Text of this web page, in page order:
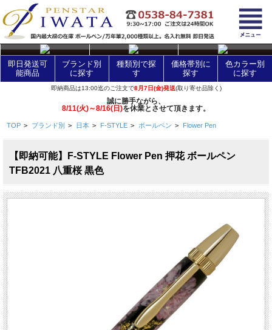
layer Control
即日発送可
能商品
ブランド別
に探す
種類別で探
す
価格帯別に
探す
色カラー別
に探す
即納商品は13:00迄のご注文で8月7日(金)発送(取り寄せ品除く)
誠に勝手ながら、
8/11(火)～8/16(日)を休業とさせて頂きます。
TOP > ブランド別 > 日本 > F-STYLE > ボールペン > Flower Pen
【即納可能】F-STYLE Flower Pen 押花 ボールペン
TFB2021 八重桜 黒色